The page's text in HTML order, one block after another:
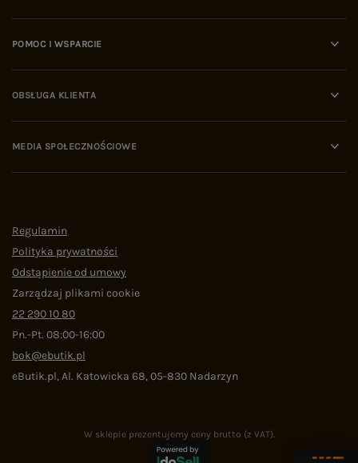
POMOC I WSPARCIE
OBSŁUGA KLIENTA
MEDIA SPOŁECZNOŚCIOWE
Regulamin
Polityka prywatności
Odstąpienie od umowy
Zarządzaj plikami cookie
22 290 10 80
Pn.-Pt. 08:00-16:00
bok@ebutik.pl
eButik.pl,Al. Katowicka 68,05-830 Nadarzyn
W sklepie prezentujemy ceny brutto (z VAT).